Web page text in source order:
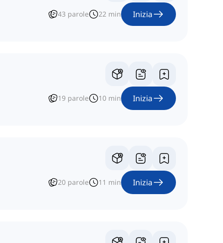
43 parole 22 min Inizia
19 parole 10 min Inizia
20 parole 11 min Inizia